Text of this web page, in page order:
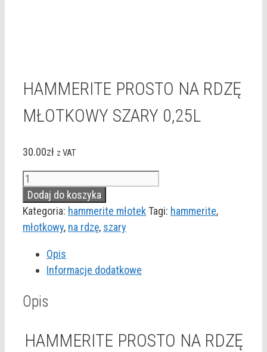
HAMMERITE PROSTO NA RDZĘ
MŁOTKOWY SZARY 0,25L
30.00zł z VAT
ilość
HAMMERITE
PROSTO
NA
MŁOTKOWY
SZARY
Dodaj do koszyka
Kategoria: hammerite młotek Tagi: hammerite,
młotkowy, na rdzę, szary
Opis
Informacje dodatkowe
Opis
HAMMERITE PROSTO NA RDZĘ